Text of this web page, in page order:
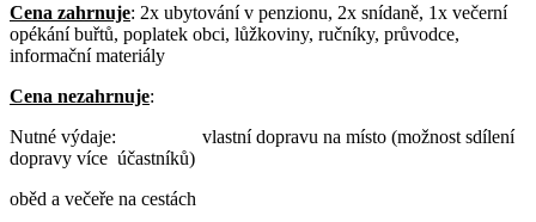
Cena zahrnuje: 2x ubytování v penzionu, 2x snídaně, 1x večerní
opékání buřtů, poplatek obci, lůžkoviny, ručníky, průvodce,
informační materiály
Cena nezahrnuje:
Nutné výdaje: vlastní dopravu na místo (možnost sdílení
dopravy více účastníků)
oběd a večeře na cestách